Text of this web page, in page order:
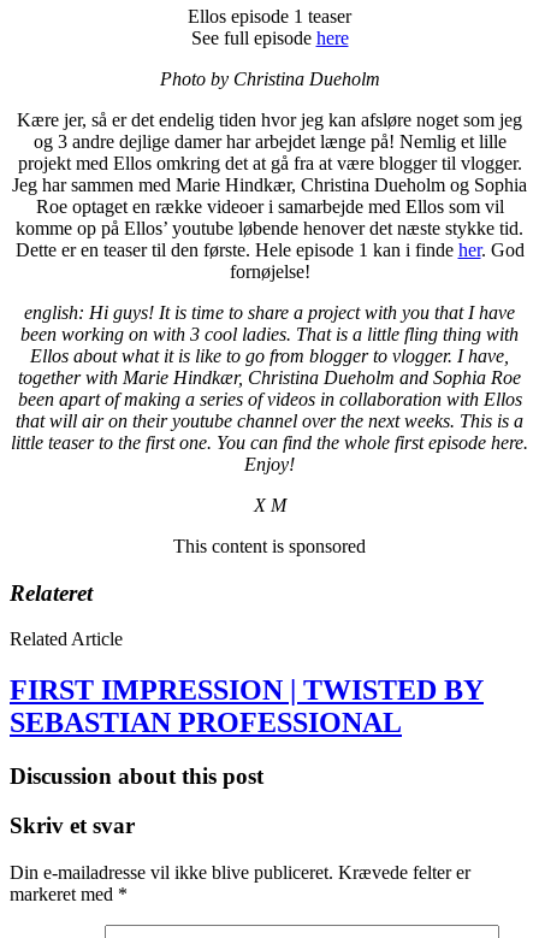
Ellos episode 1 teaser
See full episode here
Photo by Christina Dueholm
Kære jer, så er det endelig tiden hvor jeg kan afsløre noget som jeg
og 3 andre dejlige damer har arbejdet længe på! Nemlig et lille
projekt med Ellos omkring det at gå fra at være blogger til vlogger.
Jeg har sammen med Marie Hindkær, Christina Dueholm og Sophia
Roe optaget en række videoer i samarbejde med Ellos som vil
komme op på Ellos’ youtube løbende henover det næste stykke tid.
Dette er en teaser til den første. Hele episode 1 kan i finde her. God
fornøjelse!
english: Hi guys! It is time to share a project with you that I have
been working on with 3 cool ladies. That is a little fling thing with
Ellos about what it is like to go from blogger to vlogger. I have,
together with Marie Hindkær, Christina Dueholm and Sophia Roe
been apart of making a series of videos in collaboration with Ellos
that will air on their youtube channel over the next weeks. This is a
little teaser to the first one. You can find the whole first episode here.
Enjoy!
X M
This content is sponsored
Relateret
Related Article
FIRST IMPRESSION | TWISTED BY
SEBASTIAN PROFESSIONAL
Discussion about this post
Skriv et svar
Din e-mailadresse vil ikke blive publiceret. Krævede felter er
markeret med *